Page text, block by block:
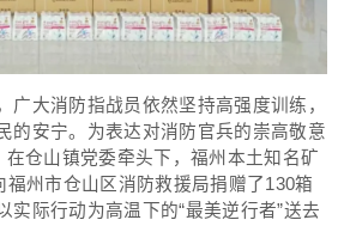
广大消防指战员依然坚持高强度训练，
的安宁。为表达对消防官兵的崇高敬意
仓山镇党委牵头下，福州本土知名矿
福州市仓山区消防救援局捐赠了130箱
实际行动为高温下的“最美逆行者”送去